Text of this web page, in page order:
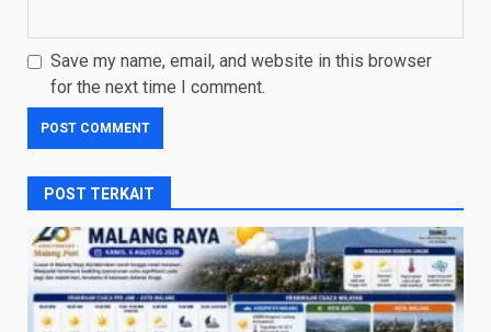
Save my name, email, and website in this browser
for the next time I comment.
POST TERKAIT